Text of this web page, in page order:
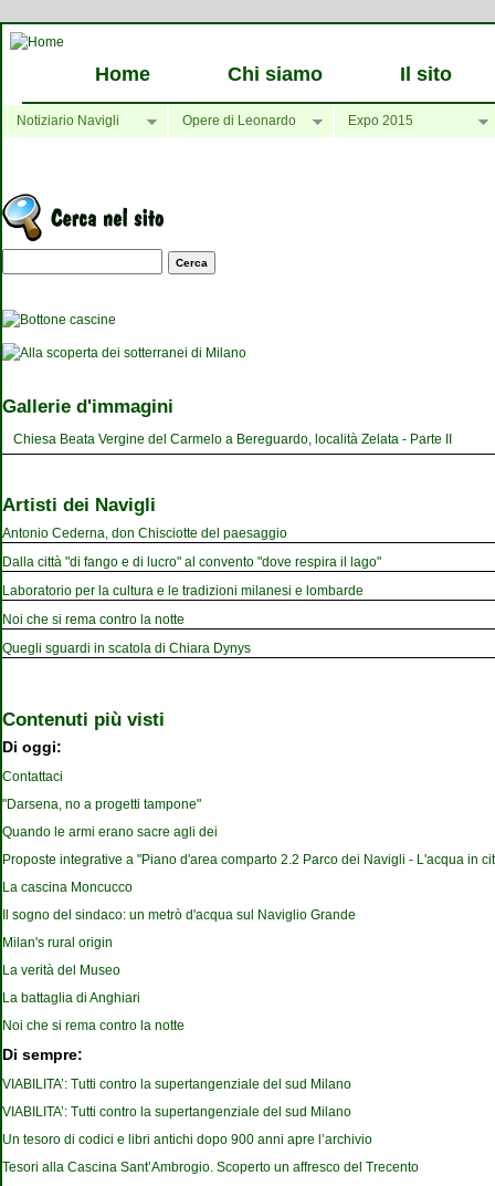
Home Chi siamo Il sito
Notiziario Navigli Opere di Leonardo Expo 2015
Maschera di ricerca
Gallerie d'immagini
Chiesa Beata Vergine del Carmelo a Bereguardo, località Zelata - Parte II
Artisti dei Navigli
Antonio Cederna, don Chisciotte del paesaggio
Dalla città "di fango e di lucro" al convento "dove respira il lago"
Laboratorio per la cultura e le tradizioni milanesi e lombarde
Noi che si rema contro la notte
Quegli sguardi in scatola di Chiara Dynys
Contenuti più visti
Di oggi:
Contattaci
"Darsena, no a progetti tampone"
Quando le armi erano sacre agli dei
Proposte integrative a "Piano d'area comparto 2.2 Parco dei Navigli - L'acqua in
La cascina Moncucco
Il sogno del sindaco: un metrò d'acqua sul Naviglio Grande
Milan's rural origin
La verità del Museo
La battaglia di Anghiari
Noi che si rema contro la notte
Di sempre:
VIABILITA’: Tutti contro la supertangenziale del sud Milano
VIABILITA’: Tutti contro la supertangenziale del sud Milano
Un tesoro di codici e libri antichi dopo 900 anni apre l’archivio
Tesori alla Cascina Sant’Ambrogio. Scoperto un affresco del Trecento